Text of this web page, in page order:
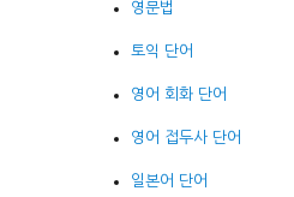
영문법
토익 단어
영어 회화 단어
영어 접두사 단어
일본어 단어